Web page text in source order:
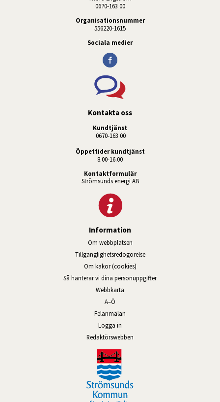
0670-163 00
Organisationsnummer
556220-1615
Sociala medier
Kontakta oss
Kundtjänst
0670-163 00
Öppettider kundtjänst
8.00-16.00
Kontaktformulär
Strömsunds energi AB
Information
Om webbplatsen
Tillgänglighetsredogörelse
Om kakor (cookies)
Så hanterar vi dina personuppgifter
Webbkarta
A–Ö
Felanmälan
Logga in
Redaktörswebben